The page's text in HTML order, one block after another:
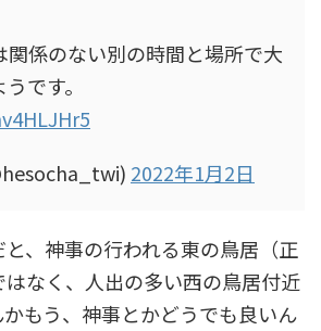
関係のない別の時間と場所で大
です。
2022年1月2日
、神事の行われる東の鳥居（正
なく、人出の多い西の鳥居付近
もう、神事とかどうでも良いん